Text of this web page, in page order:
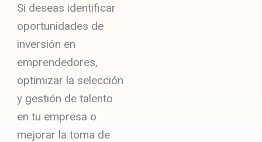
Si deseas identificar
oportunidades de
inversión en
emprendedores,
optimizar la selección
y gestión de talento
en tu empresa o
mejorar la toma de